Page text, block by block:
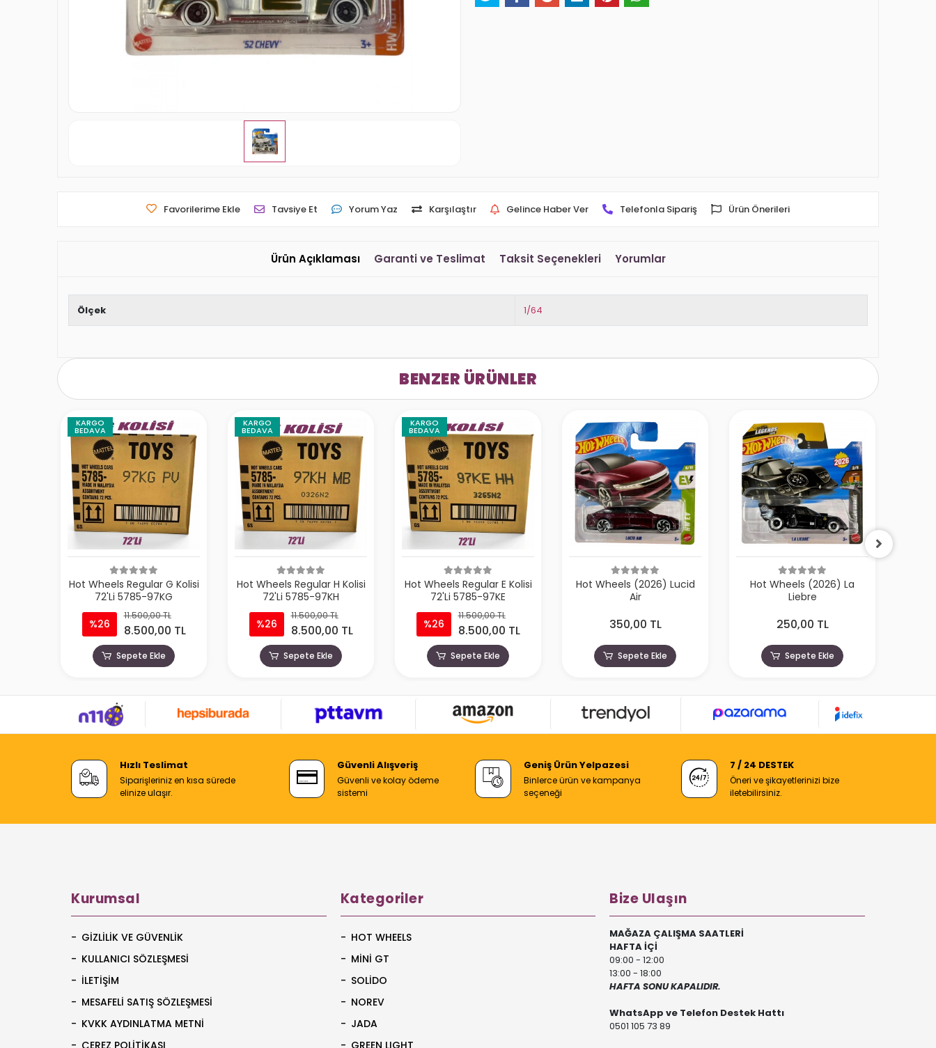
Favorilerime Ekle Tavsiye Et Yorum Yaz Karşılaştır Gelince Haber Ver Telefonla Sipariş Ürün Önerileri
Ürün Açıklaması Garanti ve Teslimat Taksit Seçenekleri Yorumlar
Ölçek 1/64
BENZER ÜRÜNLER
KARGO
BEDAVA
Hot Wheels Regular G Kolisi
72'Li 5785-97KG
%26
11.500,00 TL
8.500,00 TL
Sepete Ekle
KARGO
BEDAVA
Hot Wheels Regular H Kolisi
72'Li 5785-97KH
%26
11.500,00 TL
8.500,00 TL
Sepete Ekle
KARGO
BEDAVA
Hot Wheels Regular E Kolisi
72'Li 5785-97KE
%26
11.500,00 TL
8.500,00 TL
Sepete Ekle
Hot Wheels (2026) Lucid
Air
350,00 TL
Sepete Ekle
Hot Wheels (2026) La
Liebre
250,00 TL
Sepete Ekle
Hızlı Teslimat
Siparişleriniz en kısa sürede
elinize ulaşır.
Güvenli Alışveriş
Güvenli ve kolay ödeme
sistemi
Geniş Ürün Yelpazesi
Binlerce ürün ve kampanya
seçeneği
7 / 24 DESTEK
Öneri ve şikayetlerinizi bize
iletebilirsiniz.
Kurumsal
GIZLILIK VE GÜVENLIK
KULLANICI SÖZLEŞMESI
İLETIŞIM
MESAFELI SATIŞ SÖZLEŞMESI
KVKK AYDINLATMA METNI
ÇEREZ POLITIKASI
Kategoriler
HOT WHEELS
MİNİ GT
SOLİDO
NOREV
JADA
GREEN LIGHT
Bize Ulaşın
MAĞAZA ÇALIŞMA SAATLERİ
HAFTA İÇİ
09:00 - 12:00
13:00 - 18:00
HAFTA SONU KAPALIDIR.
WhatsApp ve Telefon Destek Hattı
0501 105 73 89